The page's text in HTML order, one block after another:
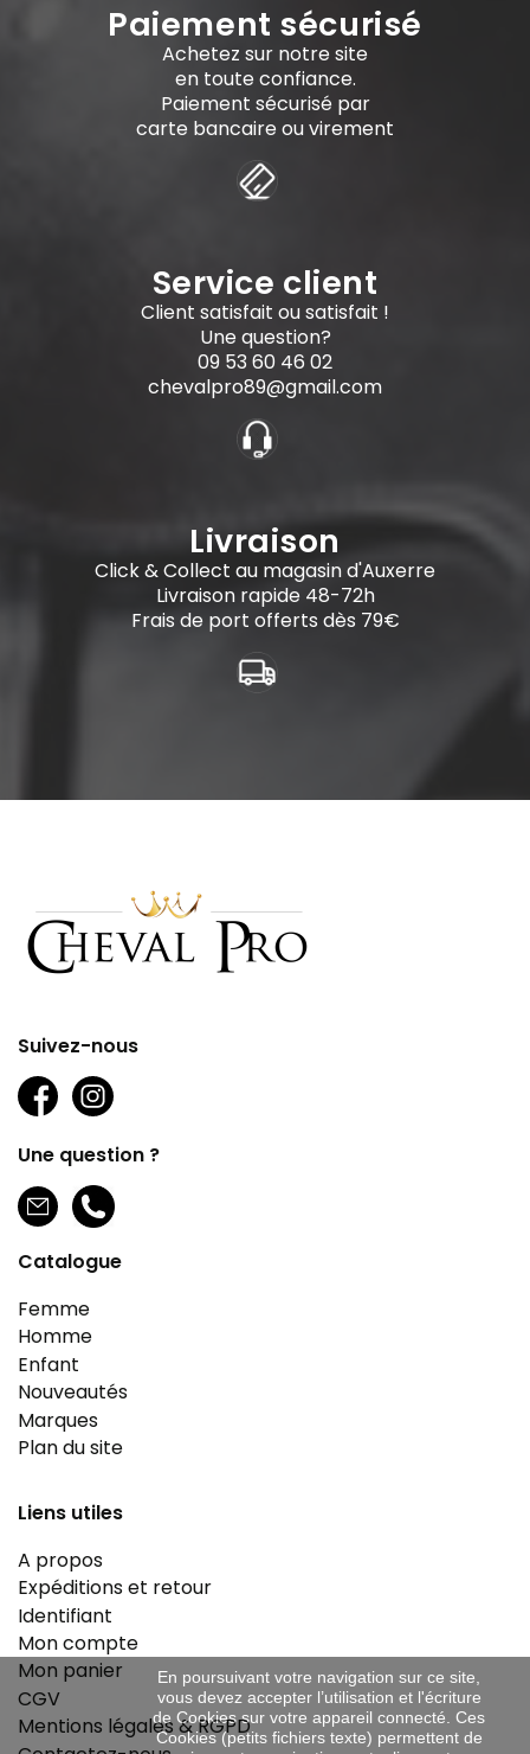
Paiement sécurisé
Achetez sur notre site
en toute confiance.
Paiement sécurisé par
carte bancaire ou virement
Service client
Client satisfait ou satisfait !
Une question?
09 53 60 46 02
chevalpro89@gmail.com
Livraison
Click & Collect au magasin d'Auxerre
Livraison rapide 48-72h
Frais de port offerts dès 79€
Suivez-nous
Une question ?
Catalogue
Femme
Homme
Enfant
Nouveautés
Marques
Plan du site
Liens utiles
A propos
Expéditions et retour
Identifiant
Mon compte
Mon panier
CGV
Mentions légales & RGPD
En poursuivant votre navigation sur ce site,
vous devez accepter l’utilisation et l'écriture
de Cookies sur votre appareil connecté. Ces
Cookies (petits fichiers texte) permettent de